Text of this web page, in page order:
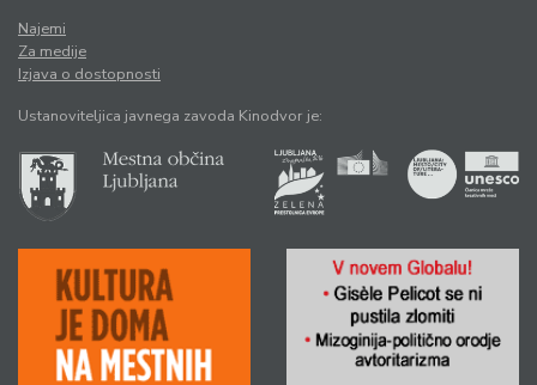
Najemi
Za medije
Izjava o dostopnosti
Ustanoviteljica javnega zavoda Kinodvor je: